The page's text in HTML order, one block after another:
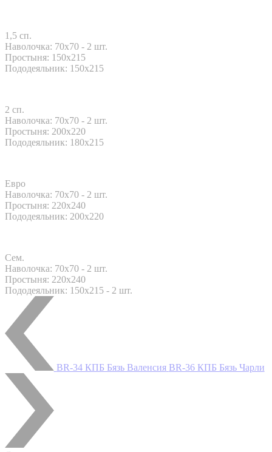
1,5 сп.
Наволочка: 70x70 - 2 шт.
Простыня: 150x215
Пододеяльник: 150x215
2 сп.
Наволочка: 70x70 - 2 шт.
Простыня: 200x220
Пододеяльник: 180x215
Евро
Наволочка: 70x70 - 2 шт.
Простыня: 220x240
Пододеяльник: 200x220
Сем.
Наволочка: 70x70 - 2 шт.
Простыня: 220x240
Пододеяльник: 150x215 - 2 шт.
BR-34 КПБ Бязь Валенсия BR-36 КПБ Бязь Чарли